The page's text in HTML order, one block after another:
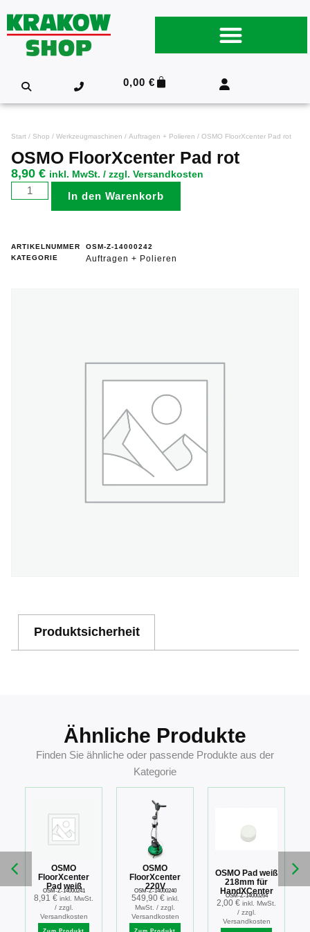
0,00€
Start / Shop / Werkzeugmaschinen / Auftragen + Polieren / OSMO FloorXcenter Pad rot
OSMO FloorXcenter Pad rot
8,90 € inkl. MwSt. / zzgl. Versandkosten
In den Warenkorb
ARTIKELNUMMER
OSM-Z-14000242
KATEGORIE
Auftragen + Polieren
Produktsicherheit
Ähnliche Produkte
Finden Sie ähnliche oder passende Produkte aus der
Kategorie
OSMO
FloorXcenter
Pad weiß
OSM-Z-14000241
8,91 € inkl. MwSt.
/ zzgl.
Versandkosten
Zum Produkt
OSMO
FloorXcenter
220V
OSM-Z-14000240
549,90 € inkl.
MwSt. / zzgl.
Versandkosten
Zum Produkt
OSMO Pad weiß
218mm für
HandXCenter
OSM-Z-14000264
2,00 € inkl. MwSt.
/ zzgl.
Versandkosten